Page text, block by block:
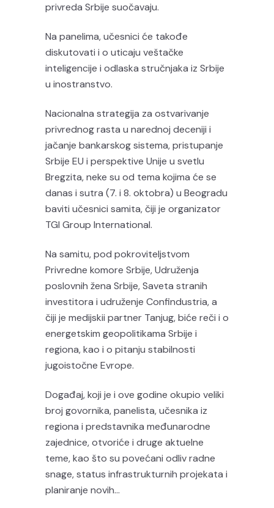
privreda Srbije suočavaju.
Na panelima, učesnici će takođe
diskutovati i o uticaju veštačke
inteligencije i odlaska stručnjaka iz Srbije
u inostranstvo.
Nacionalna strategija za ostvarivanje
privrednog rasta u narednoj deceniji i
jačanje bankarskog sistema, pristupanje
Srbije EU i perspektive Unije u svetlu
Bregzita, neke su od tema kojima će se
danas i sutra (7. i 8. oktobra) u Beogradu
baviti učesnici samita, čiji je organizator
TGI Group International.
Na samitu, pod pokroviteljstvom
Privredne komore Srbije, Udruženja
poslovnih žena Srbije, Saveta stranih
investitora i udruženje Confindustria, a
čiji je medijskii partner Tanjug, biće reči i o
energetskim geopolitikama Srbije i
regiona, kao i o pitanju stabilnosti
jugoistočne Evrope.
Događaj, koji je i ove godine okupio veliki
broj govornika, panelista, učesnika iz
regiona i predstavnika međunarodne
zajednice, otvoriće i druge aktuelne
teme, kao što su povećani odliv radne
snage, status infrastrukturnih projekata i
planiranje novih…